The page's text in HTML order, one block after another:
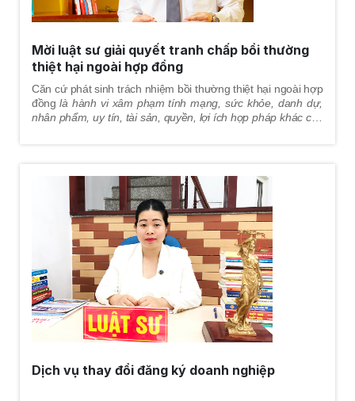
Mời luật sư giải quyết tranh chấp bồi thường
thiệt hại ngoài hợp đồng
Căn cứ phát sinh trách nhiệm bồi thường thiệt hại ngoài hợp
đồnglà hành vi xâm phạm tính mạng, sức khỏe, danh dự,
nhân phẩm, uy tín, tài sản, quyền, lợi ích hợp pháp khác của
Dịch vụ thay đổi đăng ký doanh nghiệp